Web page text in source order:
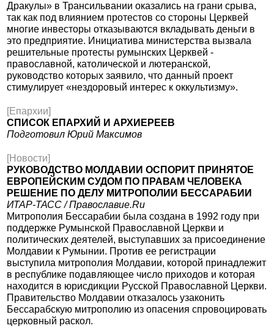
Дракулы» в Трансильвании оказались на грани срыва,
так как под влиянием протестов со стороны Церквей
многие инвесторы отказываются вкладывать деньги в
это предприятие. Инициатива министерства вызвала
решительные протесты румынских Церквей -
православной, католической и лютеранской,
руководство которых заявило, что данный проект
стимулирует «нездоровый интерес к оккультизму».
[Епархии]
СПИСОК ЕПАРХИЙ И АРХИЕРЕЕВ
Подготовил Юрий Максимов
[Новости]
РУКОВОДСТВО МОЛДАВИИ ОСПОРИТ ПРИНЯТОЕ
ЕВРОПЕЙСКИМ СУДОМ ПО ПРАВАМ ЧЕЛОВЕКА
РЕШЕНИЕ ПО ДЕЛУ МИТРОПОЛИИ БЕССАРАБИИ
ИТАР-ТАСС / Православие.Ru
Митрополия Бессарабии была создана в 1992 году при
поддержке Румынской Православной Церкви и
политических деятелей, выступавших за присоединение
Молдавии к Румынии. Против ее регистрации
выступила митрополия Молдавии, которой принадлежит
в республике подавляющее число приходов и которая
находится в юрисдикции Русской Православной Церкви.
Правительство Молдавии отказалось узаконить
Бессарабскую митрополию из опасения спровоцировать
церковный раскол.